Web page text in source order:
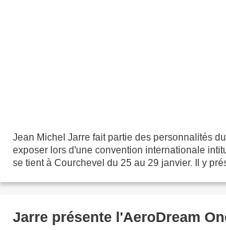
Jean Michel Jarre fait partie des personnalités
exposer lors d'une convention internationale
se tient à Courchevel du 25 au 29 janvier. Il y
Jarre présente l'AeroDream